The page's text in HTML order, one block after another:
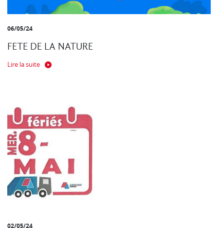
06/05/24
FETE DE LA NATURE
Lire la suite
02/05/24